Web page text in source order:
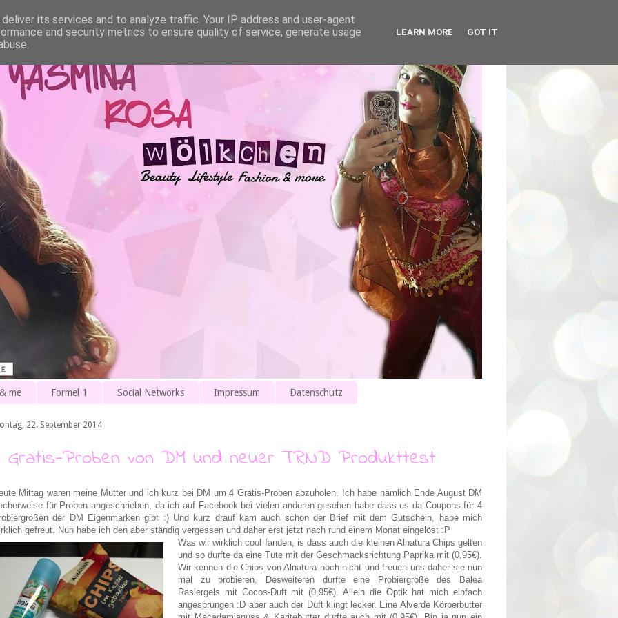
me Formel 1 Social Networks Impressum Datenschutz
22. September 2014
Gratis-Proben von DM und neuer TRND Produkttest
Mittag waren meine Mutter und ich kurz bei DM um 4 Gratis-Proben abzuholen. Ich habe nämlich Ende August DM
für Proben angeschrieben, da ich auf Facebook bei vielen anderen gesehen habe dass es da Coupons für 4
der DM Eigenmarken gibt :) Und kurz drauf kam auch schon der Brief mit dem Gutschein, habe mich
gefreut. Nun habe ich den aber ständig vergessen und daher erst jetzt nach rund einem Monat eingelöst :P
Was wir wirklich cool fanden, is dass auch die kleinen Alnatura Chips gelten
und so durfte da eine Tüte mit der Geschmacksrichtung Paprika mit (0,95€).
Wir kennen die Chips von Alnatura noch nicht und freuen uns daher sie nun
mal zu probieren. Desweiteren durfte eine Probiergröße des Balea
Rasiergels mit Cocos-Duft mit (0,95€). Allein die Optik hat mich einfach
angesprungen :D aber auch der Duft klingt lecker. Eine Alverde Körperbutter
its services and to analyze traffic. Your IP address and user-agent
and security metrics to ensure quality of service, generate usage
LEARN MORE GOT IT